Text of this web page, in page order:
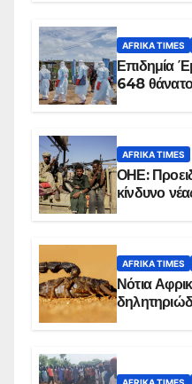
AFRIKA TIMES
Επιδημία
648
AFRIKA TIMES
ΟΗΕ:
κίνδυνο
AFRIKA TIMES
Νότια
AFRIKA TIMES